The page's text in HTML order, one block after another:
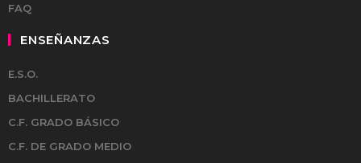
FAQ
ENSEÑANZAS
E.S.O.
BACHILLERATO
C.F. GRADO BÁSICO
C.F. DE GRADO MEDIO